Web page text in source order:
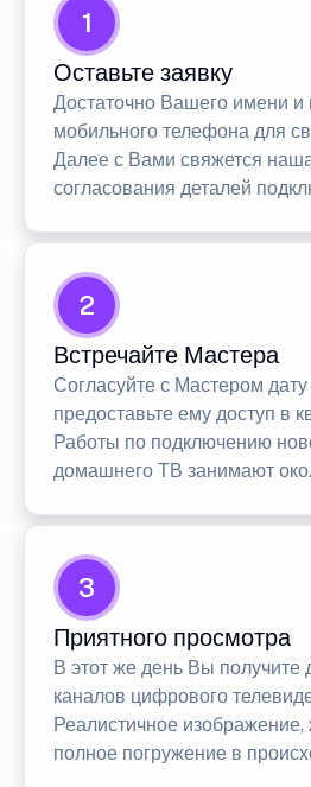
1
Оставьте заявку
Достаточно Вашего имени и
мобильного телефона для
Далее с Вами свяжется
согласования деталей
2
Встречайте Мастера
Согласуйте с Мастером
предоставьте ему доступ в
Работы по подключению
домашнего ТВ занимают
3
Приятного просмотра
В этот же день Вы получите
каналов цифрового
Реалистичное изображение,
полное погружение в